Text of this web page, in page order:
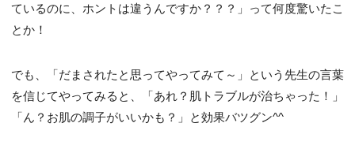
ているのに、ホントは違うんですか？？？」って何度驚いたこ
とか！
でも、「だまされたと思ってやってみて～」という先生の言葉
を信じてやってみると、「あれ？肌トラブルが治ちゃった！」
「ん？お肌の調子がいいかも？」と効果バツグン^^